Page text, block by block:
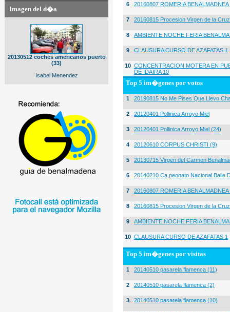
Imagen del d�a
20130512 coches americanos puerto
(33)
Isabel Menendez
6 20160807 ROMERIA
7 20160815 Procesion Virgen de la
8 AMBIENTE NOCHE FERIA
9 CLAUSURA CURSO DE AZAFATAS 1
10 CONCENTRACION MOTERA EN
DE IDAIRA 10
Top 5 im�genes por votos
1 20190815 No Me Pises Que Llevo
2 20120401 Pollinica Arroyo Miel
3 20120401 Pollinica Arroyo Miel (24)
4 20120610 CORPUS CHRISTI (9)
5 20130715 Virgen del Carmen
6 20140210 Ca,peonato Nacional Baile
7 20160807 ROMERIA
8 20160815 Procesion Virgen de la
9 AMBIENTE NOCHE FERIA
10 CLAUSURA CURSO DE AZAFATAS 1
Top 5 im�genes por visitas
1 20140510 pasarela flamenca (11)
2 20140510 pasarela flamenca (2)
3 20140510 pasarela flamenca (10)